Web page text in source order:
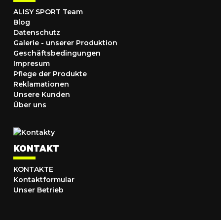
ALISY SPORT Team
Blog
Datenschutz
Galerie - unserer Produktion
Geschäftsbedingungen
Impresum
Pflege der Produkte
Reklamationen
Unsere Kunden
Über uns
KONTAKT
KONTAKTE
Kontaktformular
Unser Betrieb